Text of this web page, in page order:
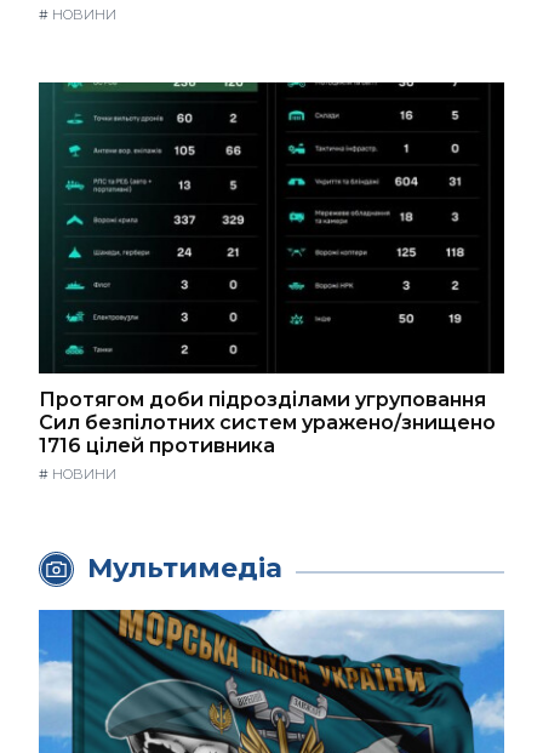
# НОВИНИ
Протягом доби підрозділами угруповання
Сил безпілотних систем уражено/знищено
1716 цілей противника
# НОВИНИ
Мультимедіа